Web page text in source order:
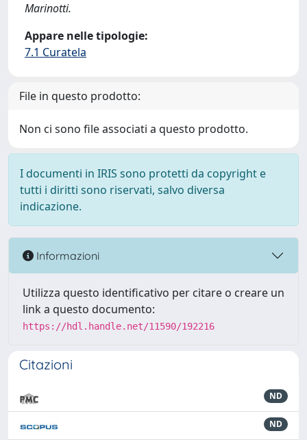
Marinotti.
Appare nelle tipologie:
7.1 Curatela
File in questo prodotto:
Non ci sono file associati a questo prodotto.
I documenti in IRIS sono protetti da copyright e
tutti i diritti sono riservati, salvo diversa
indicazione.
Informazioni
Utilizza questo identificativo per citare o creare un
link a questo documento:
https://hdl.handle.net/11590/192216
Citazioni
ND
ND